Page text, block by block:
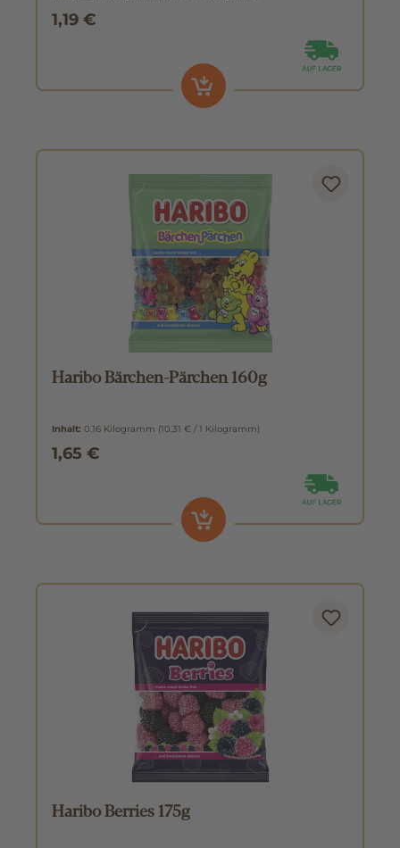
1,19 €
Haribo Bärchen-Pärchen 160g
Inhalt: 0.16 Kilogramm (10,31 € / 1 Kilogramm)
1,65 €
Haribo Berries 175g